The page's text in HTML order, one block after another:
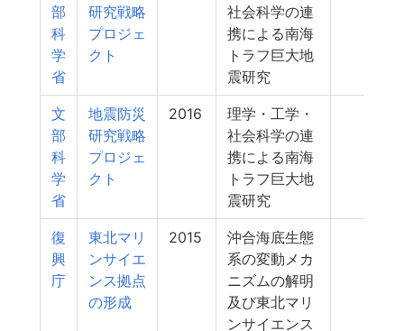
部
科
学
省
研究戦略
プロジェ
クト
社会科学の連
携による南海
トラフ巨大地
震研究
文
部
科
学
省
地震防災
研究戦略
プロジェ
クト
2016
理学・工学・
社会科学の連
携による南海
トラフ巨大地
震研究
復
興
庁
東北マリ
ンサイエ
ンス拠点
の形成
2015
沖合海底生態
系の変動メカ
ニズムの解明
及び東北マリ
ンサイエンス